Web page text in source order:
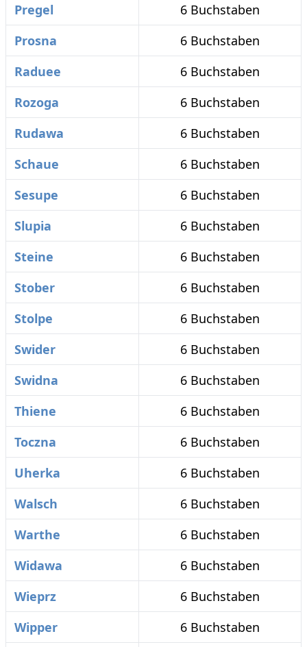
Pregel
6 Buchstaben
Prosna
6 Buchstaben
Raduee
6 Buchstaben
Rozoga
6 Buchstaben
Rudawa
6 Buchstaben
Schaue
6 Buchstaben
Sesupe
6 Buchstaben
Slupia
6 Buchstaben
Steine
6 Buchstaben
Stober
6 Buchstaben
Stolpe
6 Buchstaben
Swider
6 Buchstaben
Swidna
6 Buchstaben
Thiene
6 Buchstaben
Toczna
6 Buchstaben
Uherka
6 Buchstaben
Walsch
6 Buchstaben
Warthe
6 Buchstaben
Widawa
6 Buchstaben
Wieprz
6 Buchstaben
Wipper
6 Buchstaben